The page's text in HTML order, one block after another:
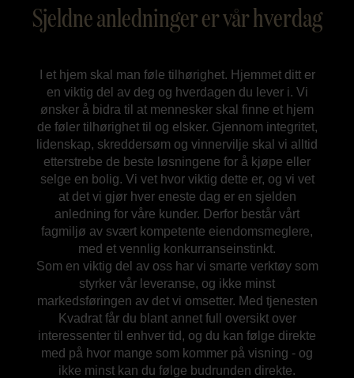
Sjeldne anledninger er vår hverdag
I et hjem skal man føle tilhørighet. Hjemmet ditt er
en viktig del av deg og hverdagen du lever i. Vi
ønsker å bidra til at mennesker skal finne et hjem
de føler tilhørighet til og elsker. Gjennom integritet,
lidenskap, skreddersøm og vinnervilje skal vi alltid
etterstrebe de beste løsningene for å kjøpe eller
selge en bolig. Vi vet hvor viktig dette er, og vi vet
at det vi gjør hver eneste dag er en sjelden
anledning for våre kunder. Derfor består vårt
fagmiljø av svært kompetente eiendomsmeglere,
med et vennlig konkurranseinstinkt.
Som en viktig del av oss har vi smarte verktøy som
styrker vår leveranse, og ikke minst
markedsføringen av det vi omsetter. Med tjenesten
Kvadrat får du blant annet full oversikt over
interessenter til enhver tid, og du kan følge direkte
med på hvor mange som kommer på visning - og
ikke minst kan du følge budrunden direkte.